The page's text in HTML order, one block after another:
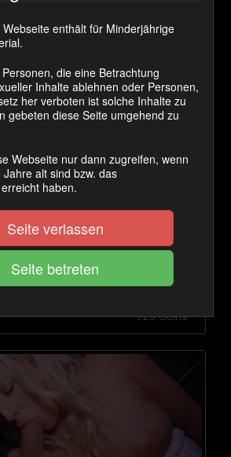
720 Coins
Webseite enthält für Minderjährige
die eine Betrachtung
Inhalte ablehnen oder Personen,
her verboten ist solche Inhalte zu
gebeten diese Seite umgehend zu
Webseite nur dann zugreifen, wenn
alt sind bzw. das
haben.
Seite verlassen